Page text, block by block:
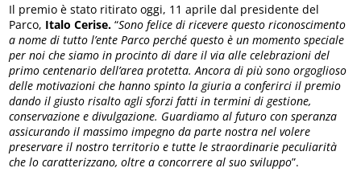
Il premio è stato ritirato oggi, 11 aprile dal presidente del
Parco, Italo Cerise.“Sono felice di ricevere questo riconoscimento
a nome di tutto l’ente Parco perché questo è un momento speciale
per noi che siamo in procinto di dare il via alle celebrazioni del
primo centenario dell’area protetta. Ancora di più sono orgoglioso
delle motivazioni che hanno spinto la giuria a conferirci il premio
dando il giusto risalto agli sforzi fatti in termini di gestione,
conservazione e divulgazione. Guardiamo al futuro con speranza
assicurando il massimo impegno da parte nostra nel volere
preservare il nostro territorio e tutte le straordinarie peculiarità
che lo caratterizzano, oltre a concorrere al suo sviluppo”.